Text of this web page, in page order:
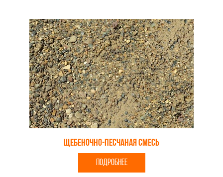
Щебеночно-песчаная смесь
ПОДРОБНЕЕ